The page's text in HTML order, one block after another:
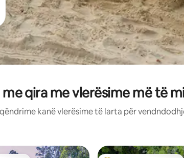
qira me vlerësime më të
kanë vlerësime të larta për